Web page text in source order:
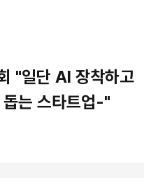
"일단 AI 장착하고
는 스타트업-"